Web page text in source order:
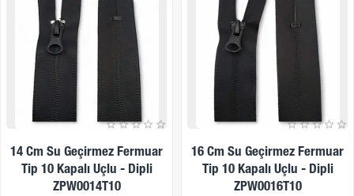
18 Cm Su Geçirmez Fermuar
Tip 10 Kapalı Uçlu - Dipli
ZPW0018T10
20 Cm Su Geçirmez Fermuar
Tip 10 Kapalı Uçlu - Dipli
ZPW0020T10